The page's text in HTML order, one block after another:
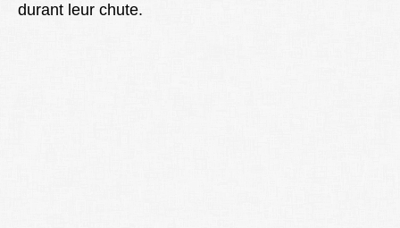
durant leur chute.